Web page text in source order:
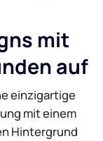
mit
auf
einzigartige
mit einem
Hintergrund